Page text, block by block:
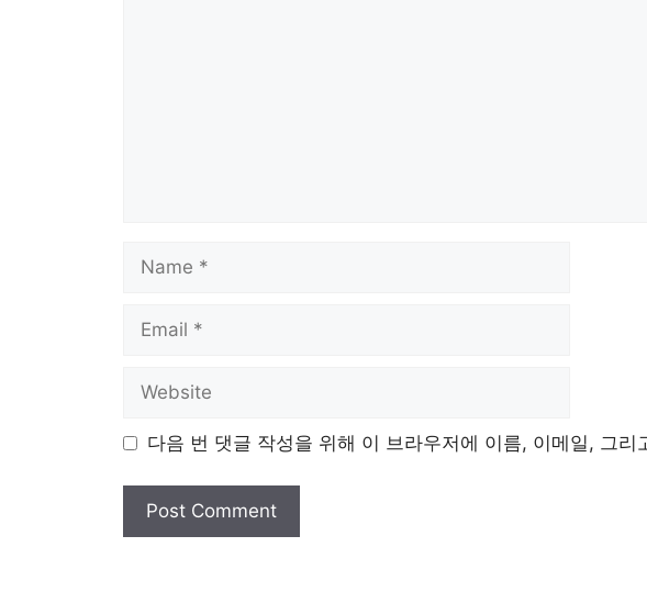
Name
Email
Website
다음 번 댓글 작성을 위해 이 브라우저에 이름, 이메일, 그리